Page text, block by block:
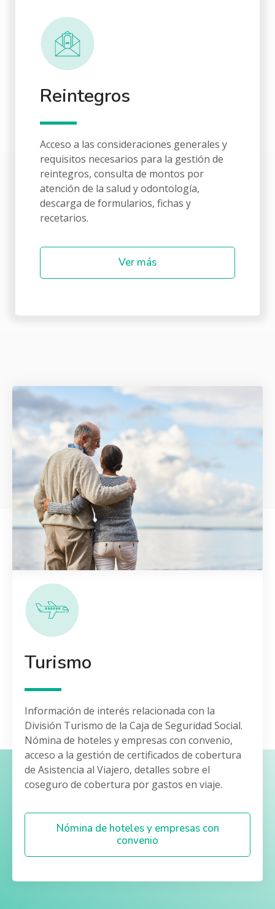
Reintegros
Acceso a las consideraciones generales y
requisitos necesarios para la gestión de
reintegros, consulta de montos por
atención de la salud y odontología,
descarga de formularios, fichas y
recetarios.
Ver más
Turismo
Información de interés relacionada con la
División Turismo de la Caja de Seguridad Social.
Nómina de hoteles y empresas con convenio,
acceso a la gestión de certificados de cobertura
de Asistencia al Viajero, detalles sobre el
coseguro de cobertura por gastos en viaje.
Nómina de hoteles y empresas con
convenio